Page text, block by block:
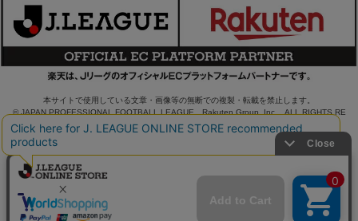
本サイトで使用している文章・画像等の無断での複製・転載を禁止します。
© JAPAN PROFESSIONAL FOOTBALL LEAGUE Rakuten Group, Inc. ALL RIGHTS RE
SERVED.